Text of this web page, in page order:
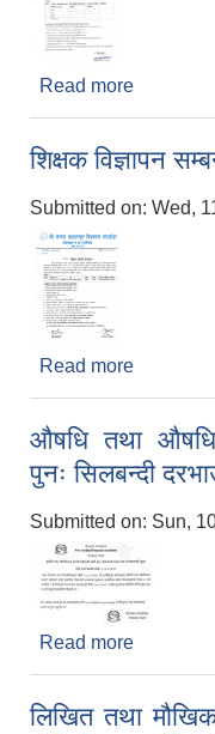
Read more
शिक्षक विज्ञापन
Submitted on: Wed,
Read more
औषधि तथा
पुनः सिलबन्दी
Submitted on: Sun,
Read more
लिखित तथा